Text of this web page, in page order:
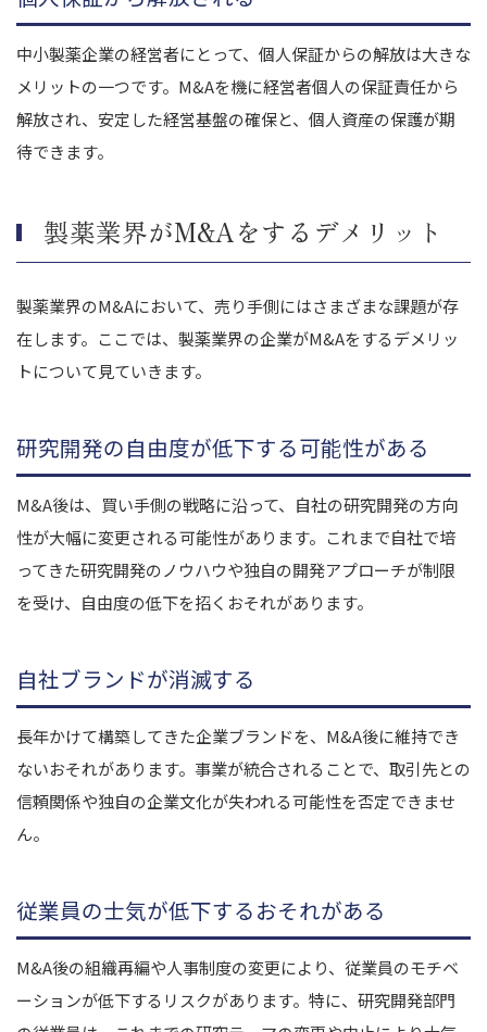
中小製薬企業の経営者にとって、個人保証からの解放は大きな
メリットの一つです。M&Aを機に経営者個人の保証責任から
解放され、安定した経営基盤の確保と、個人資産の保護が期
待できます。
製薬業界がM&Aをするデメリット
製薬業界のM&Aにおいて、売り手側にはさまざまな課題が存
在します。ここでは、製薬業界の企業がM&Aをするデメリッ
トについて見ていきます。
研究開発の自由度が低下する可能性がある
M&A後は、買い手側の戦略に沿って、自社の研究開発の方向
性が大幅に変更される可能性があります。これまで自社で培
ってきた研究開発のノウハウや独自の開発アプローチが制限
を受け、自由度の低下を招くおそれがあります。
自社ブランドが消滅する
長年かけて構築してきた企業ブランドを、M&A後に維持でき
ないおそれがあります。事業が統合されることで、取引先との
信頼関係や独自の企業文化が失われる可能性を否定できませ
ん。
従業員の士気が低下するおそれがある
M&A後の組織再編や人事制度の変更により、従業員のモチベ
ーションが低下するリスクがあります。特に、研究開発部門